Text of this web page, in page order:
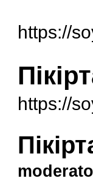
https://
https://